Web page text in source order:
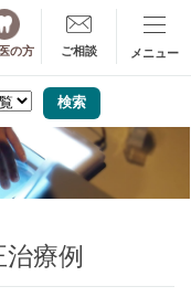
の方 ご相談
療例